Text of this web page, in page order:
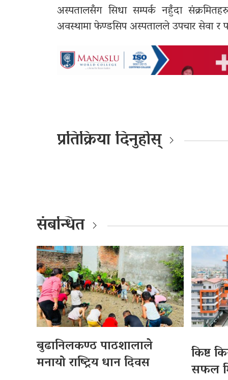
अस्पतालसँग सिधा सम्पर्क नहुँदा
अवस्थामा फेण्डसिप अस्पतालले उपचार सेवा र
प्रतिक्रिया दिनुहोस्
संबन्धित
बुढानिलकण्ठ पाठशालाले
मनायो राष्ट्रिय धान दिवस किष्ट
सफल